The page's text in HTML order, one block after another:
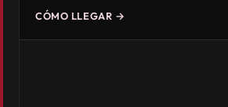
CÓMO LLEGAR →